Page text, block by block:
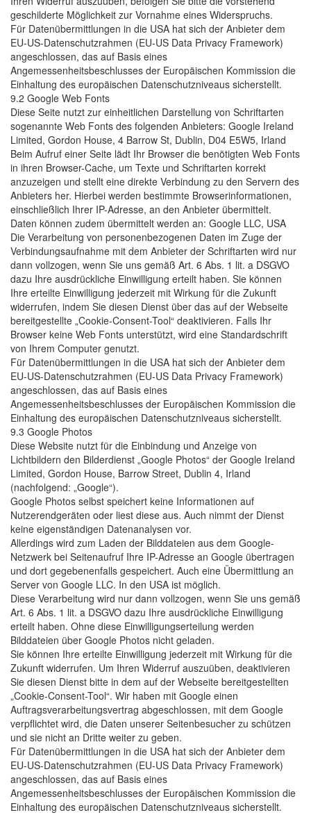
geschilderte Möglichkeit zur Vornahme eines Widerspruchs.
Für Datenübermittlungen in die USA hat sich der Anbieter dem
EU-US-Datenschutzrahmen (EU-US Data Privacy Framework)
angeschlossen, das auf Basis eines
Angemessenheitsbeschlusses der Europäischen Kommission die
Einhaltung des europäischen Datenschutzniveaus sicherstellt.
9.2 Google Web Fonts
Diese Seite nutzt zur einheitlichen Darstellung von Schriftarten
sogenannte Web Fonts des folgenden Anbieters: Google Ireland
Limited, Gordon House, 4 Barrow St, Dublin, D04 E5W5, Irland
Beim Aufruf einer Seite lädt Ihr Browser die benötigten Web Fonts
in ihren Browser-Cache, um Texte und Schriftarten korrekt
anzuzeigen und stellt eine direkte Verbindung zu den Servern des
Anbieters her. Hierbei werden bestimmte Browserinformationen,
einschließlich Ihrer IP-Adresse, an den Anbieter übermittelt.
Daten können zudem übermittelt werden an: Google LLC, USA
Die Verarbeitung von personenbezogenen Daten im Zuge der
Verbindungsaufnahme mit dem Anbieter der Schriftarten wird nur
dann vollzogen, wenn Sie uns gemäß Art. 6 Abs. 1 lit. a DSGVO
dazu Ihre ausdrückliche Einwilligung erteilt haben. Sie können
Ihre erteilte Einwilligung jederzeit mit Wirkung für die Zukunft
widerrufen, indem Sie diesen Dienst über das auf der Webseite
bereitgestellte „Cookie-Consent-Tool“ deaktivieren. Falls Ihr
Browser keine Web Fonts unterstützt, wird eine Standardschrift
von Ihrem Computer genutzt.
Für Datenübermittlungen in die USA hat sich der Anbieter dem
EU-US-Datenschutzrahmen (EU-US Data Privacy Framework)
angeschlossen, das auf Basis eines
Angemessenheitsbeschlusses der Europäischen Kommission die
Einhaltung des europäischen Datenschutzniveaus sicherstellt.
9.3 Google Photos
Diese Website nutzt für die Einbindung und Anzeige von
Lichtbildern den Bilderdienst „Google Photos“ der Google Ireland
Limited, Gordon House, Barrow Street, Dublin 4, Irland
(nachfolgend: „Google“).
Google Photos selbst speichert keine Informationen auf
Nutzerendgeräten oder liest diese aus. Auch nimmt der Dienst
keine eigenständigen Datenanalysen vor.
Allerdings wird zum Laden der Bilddateien aus dem Google-
Netzwerk bei Seitenaufruf Ihre IP-Adresse an Google übertragen
und dort gegebenenfalls gespeichert. Auch eine Übermittlung an
Server von Google LLC. In den USA ist möglich.
Diese Verarbeitung wird nur dann vollzogen, wenn Sie uns gemäß
Art. 6 Abs. 1 lit. a DSGVO dazu Ihre ausdrückliche Einwilligung
erteilt haben. Ohne diese Einwilligungserteilung werden
Bilddateien über Google Photos nicht geladen.
Sie können Ihre erteilte Einwilligung jederzeit mit Wirkung für die
Zukunft widerrufen. Um Ihren Widerruf auszuüben, deaktivieren
Sie diesen Dienst bitte in dem auf der Webseite bereitgestellten
„Cookie-Consent-Tool“. Wir haben mit Google einen
Auftragsverarbeitungsvertrag abgeschlossen, mit dem Google
verpflichtet wird, die Daten unserer Seitenbesucher zu schützen
und sie nicht an Dritte weiter zu geben.
Für Datenübermittlungen in die USA hat sich der Anbieter dem
EU-US-Datenschutzrahmen (EU-US Data Privacy Framework)
angeschlossen, das auf Basis eines
Angemessenheitsbeschlusses der Europäischen Kommission die
Einhaltung des europäischen Datenschutzniveaus sicherstellt.